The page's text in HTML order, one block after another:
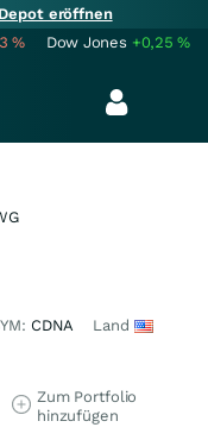
eröffnen
% Dow Jones +0,25%
CDNA Land
Zum Portfolio
hinzufügen